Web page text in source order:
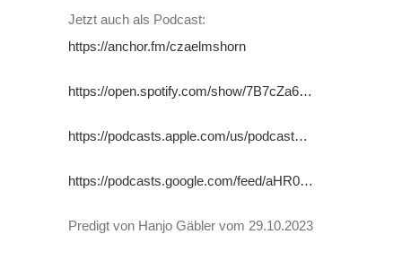
Jetzt auch als Podcast:
https://anchor.fm/czaelmshorn
https://open.spotify.com/show/7B7cZa6…
https://podcasts.apple.com/us/podcast…
https://podcasts.google.com/feed/aHR0…
Predigt von Hanjo Gäbler vom 29.10.2023